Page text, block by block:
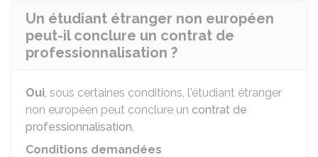
Un étudiant étranger non européen
peut-il conclure un contrat de
professionnalisation ?
Oui, sous certaines conditions, l'étudiant étranger
non européen peut conclure un contrat de
professionnalisation.
Conditions demandées